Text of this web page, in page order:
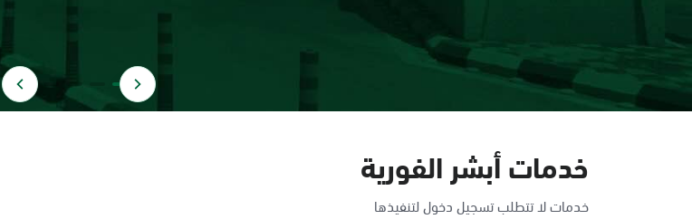
خدمات أبشر الفورية
خدمات لا تتطلب تسجيل دخول لتنفيذها